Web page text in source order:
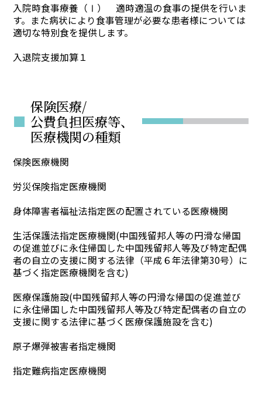
入院時食事療養（Ⅰ） 適時適温の食事の提供を行いま
す。また病状により食事管理が必要な患者様については
適切な特別食を提供します。
入退院支援加算１
■
保険医療/
公費負担医療等、
医療機関の種類
保険医療機関
労災保険指定医療機関
身体障害者福祉法指定医の配置されている医療機関
生活保護法指定医療機関(中国残留邦人等の円滑な帰国
の促進並びに永住帰国した中国残留邦人等及び特定配偶
者の自立の支援に関する法律（平成６年法律第30号）に
基づく指定医療機関を含む)
医療保護施設(中国残留邦人等の円滑な帰国の促進並び
に永住帰国した中国残留邦人等及び特定配偶者の自立の
支援に関する法律に基づく医療保護施設を含む)
原子爆弾被害者指定機関
指定難病指定医療機関